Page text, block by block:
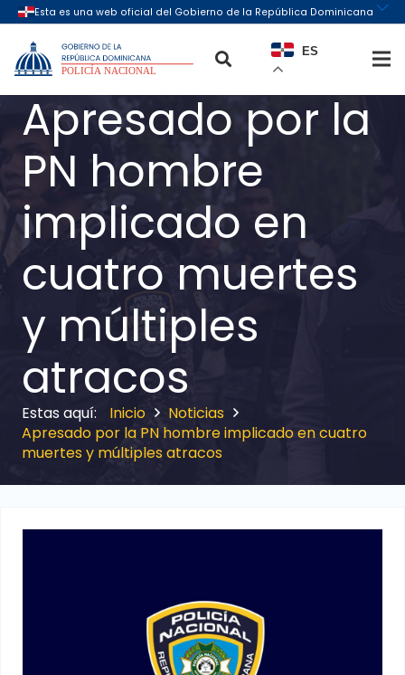
ES
Apresado por la
PN hombre
implicado en
cuatro muertes
y múltiples
atracos
Inicio
Noticias
Apresado por la PN hombre implicado en cuatro
muertes y múltiples atracos